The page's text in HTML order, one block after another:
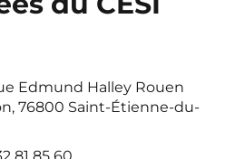
Edmund Halley Rouen
76800 Saint-Étienne-du-